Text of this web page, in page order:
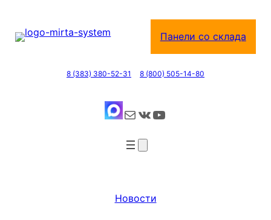
содержимому
Панели со склада
8 (383) 380-52-31 8 (800) 505-14-80
Почта ВКонтакте YouTube
Новости